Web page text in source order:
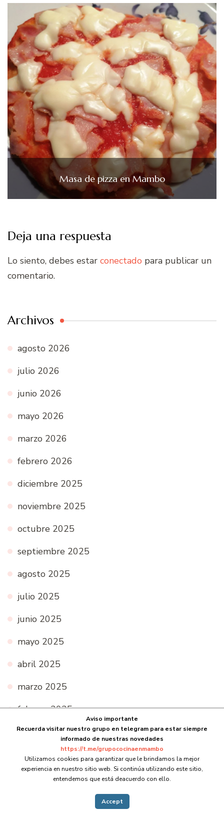
Masa de pizza en Mambo
Deja una respuesta
Lo siento, debes estar conectado para publicar un
comentario.
Archivos
agosto 2026
julio 2026
junio 2026
mayo 2026
marzo 2026
febrero 2026
diciembre 2025
noviembre 2025
octubre 2025
septiembre 2025
agosto 2025
julio 2025
junio 2025
mayo 2025
abril 2025
marzo 2025
febrero 2025
enero 2025
noviembre 2024
octubre 2024
Aviso importante
Recuerda visitar nuestro grupo en telegram para estar siempre
informado de nuestras novedades
https://t.me/grupococinaenmambo
Utilizamos cookies para garantizar que le brindamos la mejor
experiencia en nuestro sitio web. Si continúa utilizando este sitio,
entendemos que está deacuerdo con ello.
Accept